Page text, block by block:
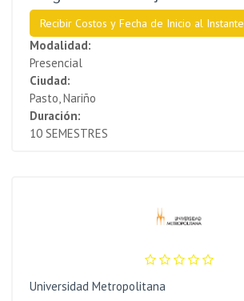
Recibir Costos y Fecha de Inicio al Instante
Modalidad:
Presencial
Ciudad:
Pasto, Nariño
Duración:
10 SEMESTRES
Universidad Metropolitana